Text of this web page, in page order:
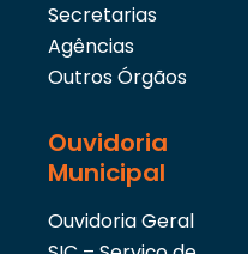
Secretarias
Agências
Outros Órgãos
Ouvidoria
Municipal
Ouvidoria Geral